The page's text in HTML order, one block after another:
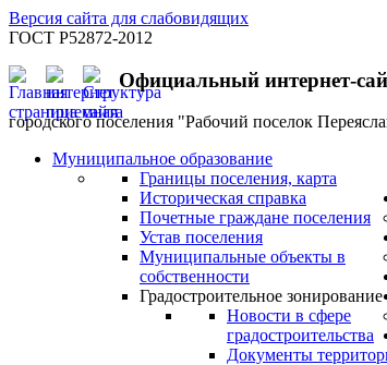
Версия сайта для слабовидящих
ГОСТ Р52872-2012
Официальный интернет-
городского поселения "Рабочий поселок
Муниципальное образование
Границы поселения, карта
Историческая справка
Почетные граждане поселения
Устав поселения
Муниципальные объекты в
собственности
Градостроительное зонирование
Новости в сфере
градостроительства
Документы